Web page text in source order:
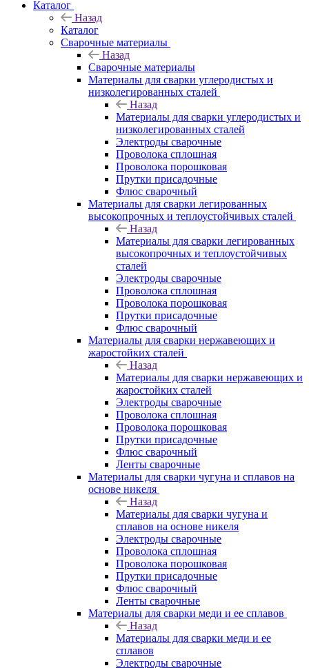
Каталог
Назад
Каталог
Сварочные материалы
Назад
Сварочные материалы
Материалы для сварки углеродистых и
низколегированных сталей
Назад
Материалы для сварки углеродистых и
низколегированных сталей
Электроды сварочные
Проволока сплошная
Проволока порошковая
Прутки присадочные
Флюс сварочный
Материалы для сварки легированных
высокопрочных и теплоустойчивых сталей
Назад
Материалы для сварки легированных
высокопрочных и теплоустойчивых
сталей
Электроды сварочные
Проволока сплошная
Проволока порошковая
Прутки присадочные
Флюс сварочный
Материалы для сварки нержавеющих и
жаростойких сталей
Назад
Материалы для сварки нержавеющих и
жаростойких сталей
Электроды сварочные
Проволока сплошная
Проволока порошковая
Прутки присадочные
Флюс сварочный
Ленты сварочные
Материалы для сварки чугуна и сплавов на
основе никеля
Назад
Материалы для сварки чугуна и
сплавов на основе никеля
Электроды сварочные
Проволока сплошная
Проволока порошковая
Прутки присадочные
Флюс сварочный
Ленты сварочные
Материалы для сварки меди и ее сплавов
Назад
Материалы для сварки меди и ее
сплавов
Электроды сварочные